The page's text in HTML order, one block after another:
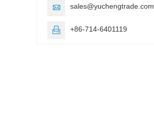
 sales@yuchengtrade.com
 +86-714-6401119